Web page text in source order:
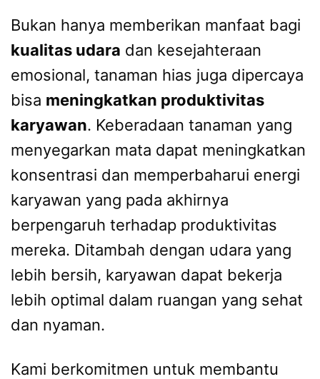
Bukan hanya memberikan manfaat bagi
kualitas udara dan kesejahteraan
emosional, tanaman hias juga dipercaya
bisa meningkatkan produktivitas
karyawan. Keberadaan tanaman yang
menyegarkan mata dapat meningkatkan
konsentrasi dan memperbaharui energi
karyawan yang pada akhirnya
berpengaruh terhadap produktivitas
mereka. Ditambah dengan udara yang
lebih bersih, karyawan dapat bekerja
lebih optimal dalam ruangan yang sehat
dan nyaman.
Kami berkomitmen untuk membantu